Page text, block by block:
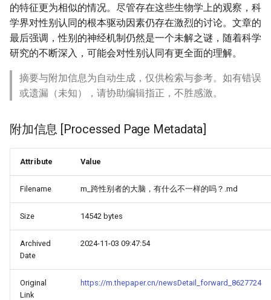
的特征更为相似的情况。尽管存在这些生物学上的观察，科
学界对性别认同的根本驱动因素仍存在激烈的讨论。文章的
最后强调，性别的神经机制仍然是一个未解之谜，随着科学
研究的不断深入，可能会对性别认同有更全面的理解。
摘要与附加信息为自动生成，仅供检索与参考。如有错误
或遗漏（未知），请协助编辑指正，不胜感激。
附加信息 [Processed Page Metadata]
Attribute Value
Filename m_跨性别者的大脑，有什么不一样的吗？.md
Size 14542 bytes
Archived
Date
2024-11-03 09:47:54
Original
Link
https://m.thepaper.cn/newsDetail_forward_8627724